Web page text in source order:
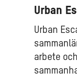
Urban
Urban
arbete